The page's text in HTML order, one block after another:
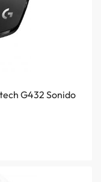
G432 Sonido